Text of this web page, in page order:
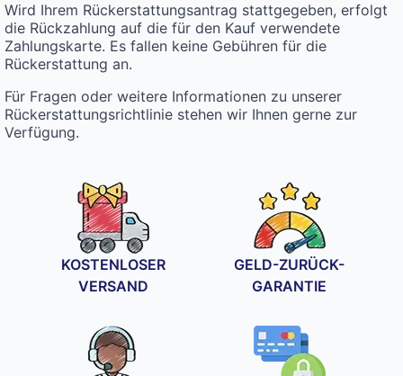
Wird Ihrem Rückerstattungsantrag stattgegeben, erfolgt
die Rückzahlung auf die für den Kauf verwendete
Zahlungskarte. Es fallen keine Gebühren für die
Rückerstattung an.
Für Fragen oder weitere Informationen zu unserer
Rückerstattungsrichtlinie stehen wir Ihnen gerne zur
Verfügung.
KOSTENLOSER
VERSAND
GELD-ZURÜCK-
GARANTIE